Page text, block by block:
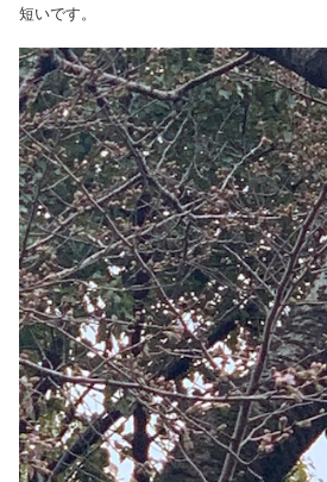
短いです。